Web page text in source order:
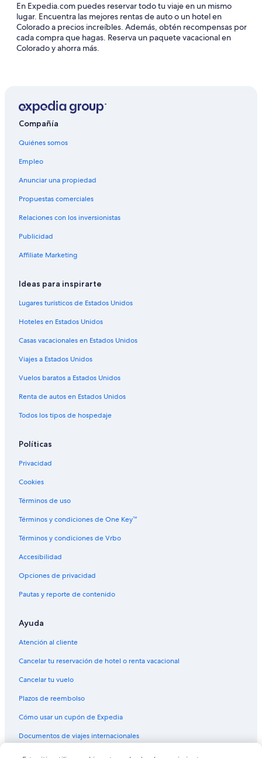
En Expedia.com puedes reservar todo tu viaje en un mismo
lugar. Encuentra las mejores rentas de auto o un hotel en
Colorado a precios increíbles. Además, obtén recompensas por
cada compra que hagas. Reserva un paquete vacacional en
Colorado y ahorra más.
Compañía
Quiénes somos
Empleo
Anunciar una propiedad
Propuestas comerciales
Relaciones con los inversionistas
Publicidad
Affiliate Marketing
Ideas para inspirarte
Lugares turísticos de Estados Unidos
Hoteles en Estados Unidos
Casas vacacionales en Estados Unidos
Viajes a Estados Unidos
Vuelos baratos a Estados Unidos
Renta de autos en Estados Unidos
Todos los tipos de hospedaje
Políticas
Privacidad
Cookies
Términos de uso
Términos y condiciones de One Key™
Términos y condiciones de Vrbo
Accesibilidad
Opciones de privacidad
Pautas y reporte de contenido
Ayuda
Atención al cliente
Cancelar tu reservación de hotel o renta vacacional
Cancelar tu vuelo
Plazos de reembolso
Cómo usar un cupón de Expedia
Documentos de viajes internacionales